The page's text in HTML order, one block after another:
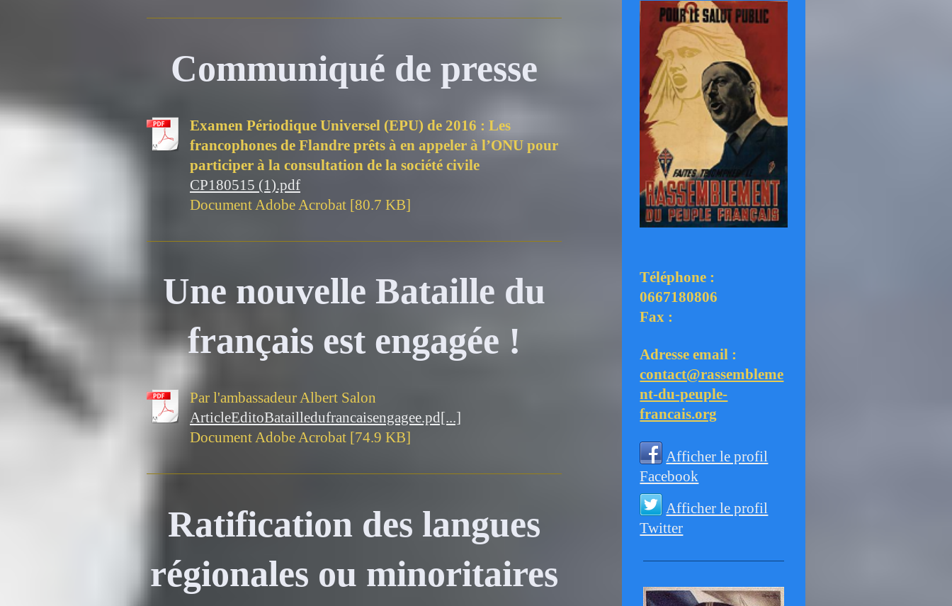
Communiqué de presse
Examen Périodique Universel (EPU) de 2016 : Les
francophones de Flandre prêts à en appeler à l’ONU pour
participer à la consultation de la société civile
CP180515 (1).pdf
Document Adobe Acrobat [80.7 KB]
Une nouvelle Bataille du
français est engagée !
Par l'ambassadeur Albert Salon
ArticleEditoBatailledufrancaisengagee.pd[...]
Document Adobe Acrobat [74.9 KB]
Ratification des langues
régionales ou minoritaires
Téléphone :
0667180806
Fax :
Adresse email :
contact@rassembleme
nt-du-peuple-
francais.org
Afficher le profil
Facebook
Afficher le profil
Twitter